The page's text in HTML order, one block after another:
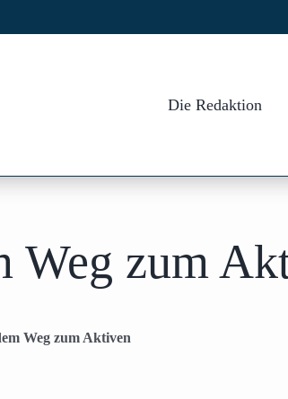
Die Redaktion
Weg zum
Weg zum Aktiven